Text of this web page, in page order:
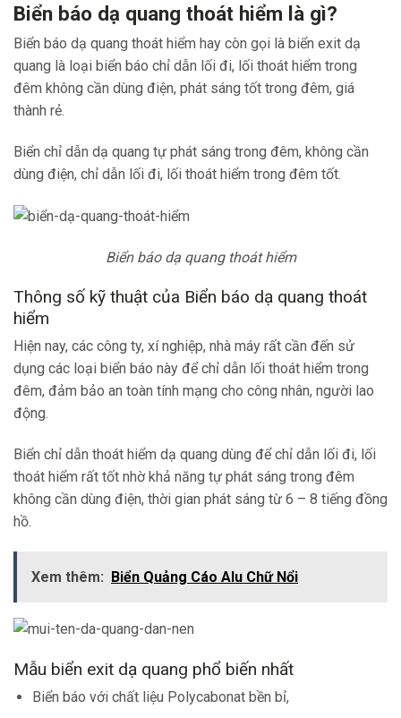
Biển báo dạ quang thoát hiểm là gì?
Biển báo dạ quang thoát hiểm hay còn gọi là biển exit dạ
quang là loại biển báo chỉ dẫn lối đi, lối thoát hiểm trong
đêm không cần dùng điện, phát sáng tốt trong đêm, giá
thành rẻ.
Biển chỉ dẫn dạ quang tự phát sáng trong đêm, không cần
dùng điện, chỉ dẫn lối đi, lối thoát hiểm trong đêm tốt.
Biển báo dạ quang thoát hiểm
Thông số kỹ thuật của Biển báo dạ quang thoát
hiểm
Hiện nay, các công ty, xí nghiệp, nhà máy rất cần đến sử
dụng các loại biển báo này để chỉ dẫn lối thoát hiểm trong
đêm, đảm bảo an toàn tính mạng cho công nhân, người lao
động.
Biển chỉ dẫn thoát hiểm dạ quang dùng để chỉ dẫn lối đi, lối
thoát hiểm rất tốt nhờ khả năng tự phát sáng trong đêm
không cần dùng điện, thời gian phát sáng từ 6 – 8 tiếng đồng
hồ.
Xem thêm: Biển Quảng Cáo Alu Chữ Nổi
Mẫu biển exit dạ quang phổ biến nhất
Biển báo với chất liệu Polycabonat bền bỉ,